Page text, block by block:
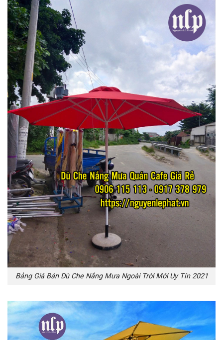
Bảng Giá Bán Dù Che Nắng Mưa Ngoài Trời Mới Uy Tín 2021